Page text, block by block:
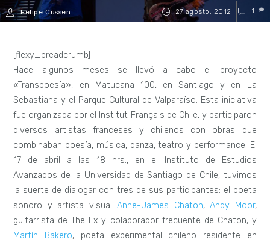
27 agosto, 2012
Felipe Cussen 1
[flexy_breadcrumb]
Hace algunos meses se llevó a cabo el proyecto
«Transpoesía», en Matucana 100, en Santiago y en La
Sebastiana y el Parque Cultural de Valparaíso. Esta iniciativa
fue organizada por el Institut Français de Chile, y participaron
diversos artistas franceses y chilenos con obras que
combinaban poesía, música, danza, teatro y performance. El
17 de abril a las 18 hrs., en el Instituto de Estudios
Avanzados de la Universidad de Santiago de Chile, tuvimos
la suerte de dialogar con tres de sus participantes: el poeta
sonoro y artista visualAnne-James Chaton,Andy Moor,
guitarrista de The Ex y colaborador frecuente de Chaton, y
Martín Bakero, poeta experimental chileno residente en